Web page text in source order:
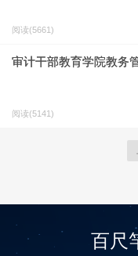
阅读(5661)
审计干部教育学院教务
阅读(5141)
百尺